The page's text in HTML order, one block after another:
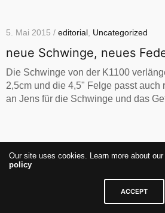
5. Mai 2015 / editorial Uncategorized
neue Schwinge, neues
Die Schwinge von der K1100
2,5cm und die 4,5" Felge passt auch
an Jens für die Schwinge und das
Our site uses cookies. Learn more about
policy
ACCEPT